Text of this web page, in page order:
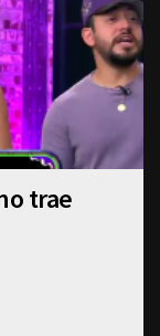
trae